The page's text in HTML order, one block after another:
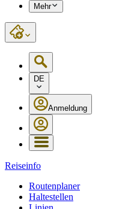
Mehr
DE
Anmeldung
Reiseinfo
Routenplaner
Haltestellen